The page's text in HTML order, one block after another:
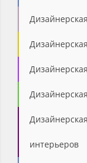
интерьеров